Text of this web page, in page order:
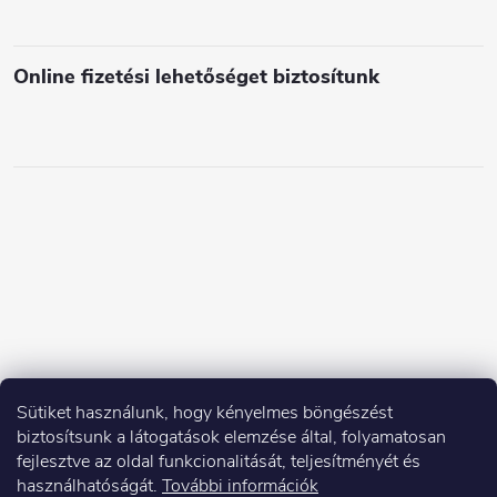
Sütiket használunk, hogy kényelmes böngészést
biztosítsunk a látogatások elemzése által, folyamatosan
fejlesztve az oldal funkcionalitását, teljesítményét és
használhatóságát. További információk
Online fizetési lehetőséget biztosítunk